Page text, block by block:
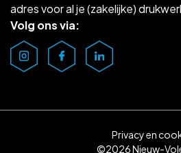
adres voor al je (zakelijke)
Volg ons via:
Privacy en
©2026 Nieuw-